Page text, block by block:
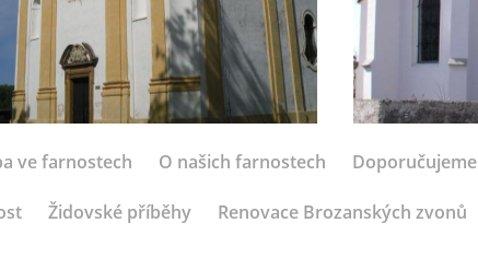
ve farnostech O našich farnostech Doporučujeme
Židovské příběhy Renovace Brozanských zvonů